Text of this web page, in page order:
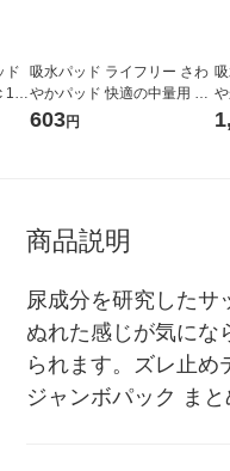
ド
1パ
吸水パッド ライフリー さわ
やかパッド 快適の中量用 45
cc 1パック (22枚) ユニ・チ
603円
やか
商品説明
尿成分を研究したサ
ぬれた感じが気に
られます。ズレ止
ジャンボパック ま